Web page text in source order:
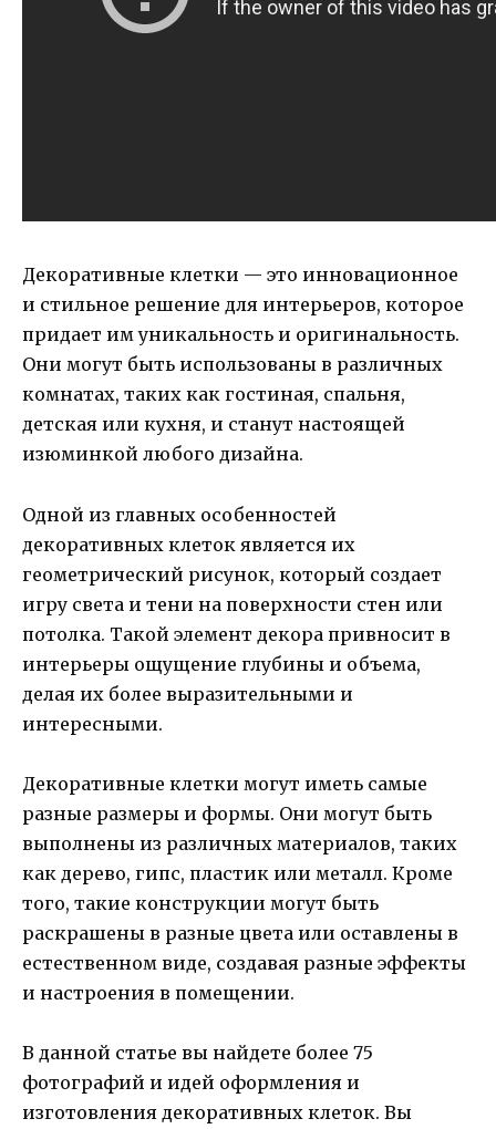
Декоративные клетки — это инновационное
и стильное решение для интерьеров, которое
придает им уникальность и оригинальность.
Они могут быть использованы в различных
комнатах, таких как гостиная, спальня,
детская или кухня, и станут настоящей
изюминкой любого дизайна.
Одной из главных особенностей
декоративных клеток является их
геометрический рисунок, который создает
игру света и тени на поверхности стен или
потолка. Такой элемент декора привносит в
интерьеры ощущение глубины и объема,
делая их более выразительными и
интересными.
Декоративные клетки могут иметь самые
разные размеры и формы. Они могут быть
выполнены из различных материалов, таких
как дерево, гипс, пластик или металл. Кроме
того, такие конструкции могут быть
раскрашены в разные цвета или оставлены в
естественном виде, создавая разные эффекты
и настроения в помещении.
В данной статье вы найдете более 75
фотографий и идей оформления и
изготовления декоративных клеток. Вы